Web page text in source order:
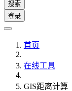
搜索
登录
首页
在线工具
GIS距离计算